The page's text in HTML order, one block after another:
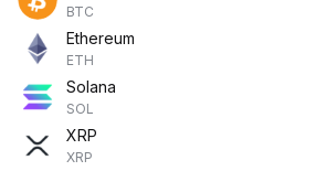
BTC
Ethereum
ETH
Solana
SOL
XRP
XRP